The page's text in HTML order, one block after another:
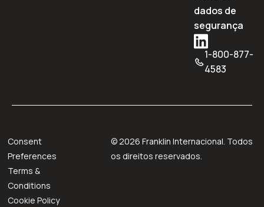
dados de
segurança
1-800-877-
4583
©2026 Franklin Internacional. Todos
os direitos reservados.
Consent
Preferences
Terms &
Conditions
Cookie Policy